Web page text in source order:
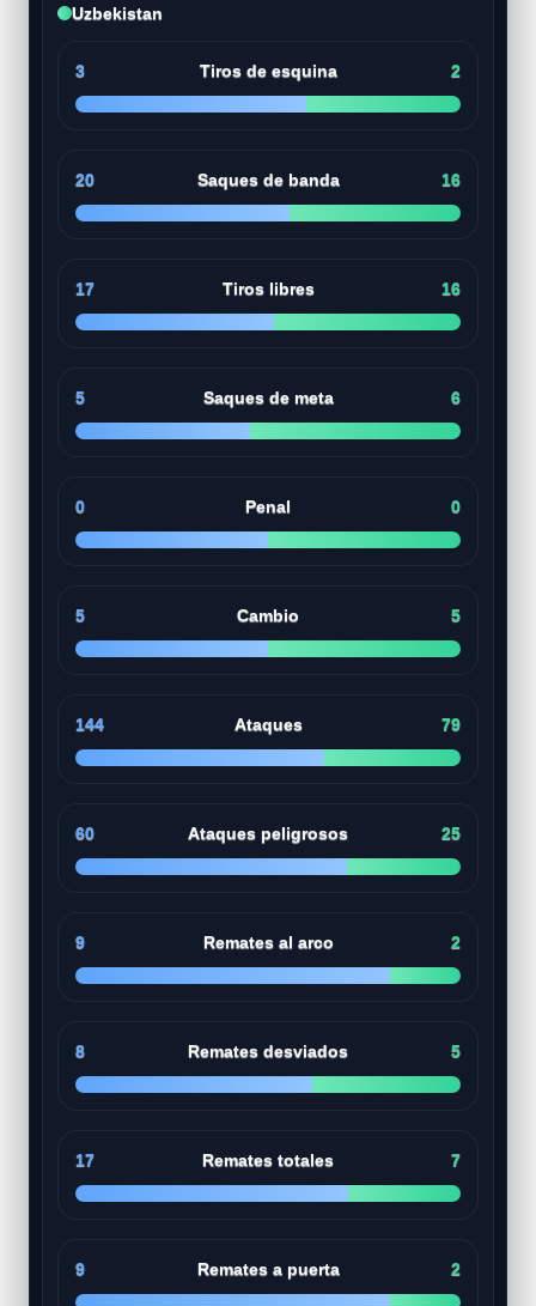
Uzbekistan
3 Tiros de esquina 2
20 Saques de banda 16
17 Tiros libres 16
5 Saques de meta 6
0 Penal 0
5 Cambio 5
144 Ataques 79
60 Ataques peligrosos 25
9 Remates al arco 2
8 Remates desviados 5
17 Remates totales 7
9 Remates a puerta 2